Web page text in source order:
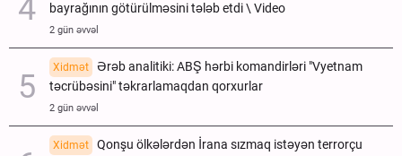
bayrağının götürülməsini tələb etdi \ Video
2 gün əvvəl
Xidmət
Ərəb analitiki: ABŞ hərbi komandirləri "Vyetnam
təcrübəsini" təkrarlamaqdan qorxurlar
2 gün əvvəl
Xidmət
Qonşu ölkələrdən İrana sızmaq istəyən terrorçu